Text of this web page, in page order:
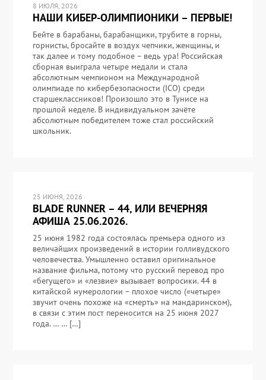
8 ИЮЛЯ, 2026
НАШИ КИБЕР-ОЛИМПИОНИКИ – ПЕРВЫЕ!
Бейте в барабаны, барабанщики, трубите в горны,
горнисты, бросайте в воздух чепчики, женщины, и
так далее и тому подобное – ведь ура! Российская
сборная выиграла четыре медали и стала
абсолютным чемпионом на Международной
олимпиаде по кибербезопасности (ICO) среди
старшеклассников! Произошло это в Тунисе на
прошлой неделе. В индивидуальном зачёте
абсолютным победителем тоже стал российский
школьник.
25 ИЮНЯ, 2026
BLADE RUNNER – 44, ИЛИ ВЕЧЕРНЯЯ
АФИША 25.06.2026.
25 июня 1982 года состоялась премьера одного из
величайших произведений в истории голливудского
человечества. Умышленно оставил оригинальное
название фильма, потому что русский перевод про
«бегущего» и «лезвие» вызывает вопросики. 44 в
китайской нумерологии – плохое число («четыре»
звучит очень похоже на «смерть» на мандаринском),
в связи с этим пост переносится на 25 июня 2027
года. … … […]